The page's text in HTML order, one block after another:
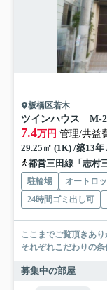
板橋区若木
ツインハウス M-2
7.4万円 管理/共益
29.25㎡ (1K) /築13年
都営三田線「志村
駐輪場 オートロ
24時間ゴミ出し可
ここまでご覧頂きありがとうございま
それぞれこだわりの
募集中の部屋